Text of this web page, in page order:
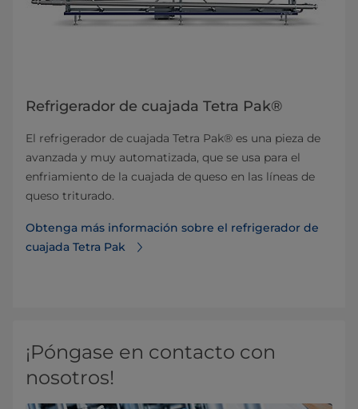
Refrigerador de cuajada Tetra Pak®
El refrigerador de cuajada Tetra Pak® es una pieza de
avanzada y muy automatizada, que se usa para el
enfriamiento de la cuajada de queso en las líneas de
queso triturado.
Obtenga más información sobre el refrigerador de
cuajada Tetra Pak
¡Póngase en contacto con
nosotros!